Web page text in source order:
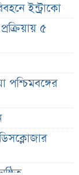
ইন্ট্রাকো
৫
পশ্চিমবঙ্গের